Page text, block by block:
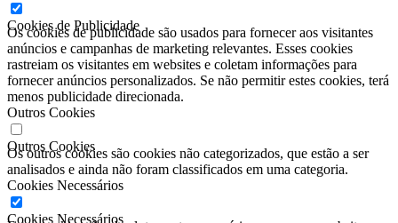
Cookies de Publicidade
Os cookies de publicidade são usados ​​para fornecer aos visitantes
anúncios e campanhas de marketing relevantes. Esses cookies
rastreiam os visitantes em websites e coletam informações para
fornecer anúncios personalizados. Se não permitir estes cookies, terá
menos publicidade direcionada.
Outros Cookies
Outros Cookies
Os outros cookies são cookies não categorizados, que estão a ser
analisados ​​e ainda não foram classificados em uma categoria.
Cookies Necessários
Cookies Necessários